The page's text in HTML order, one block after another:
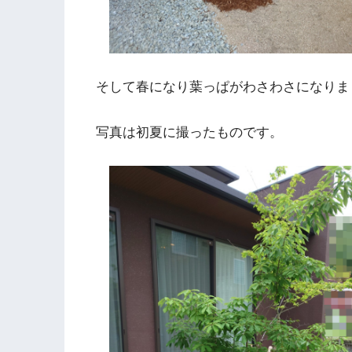
そして春になり葉っぱがわさわさになり
写真は初夏に撮ったものです。